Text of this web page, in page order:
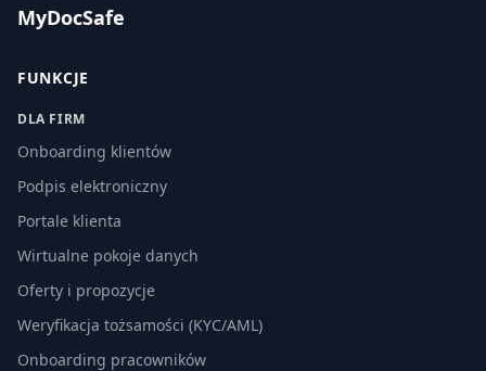
MyDocSafe
FUNKCJE
DLA FIRM
Onboarding klientów
Podpis elektroniczny
Portale klienta
Wirtualne pokoje danych
Oferty i propozycje
Weryfikacja tożsamości (KYC/AML)
Onboarding pracowników